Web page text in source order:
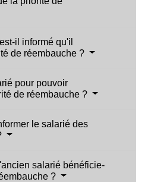
il informé qu'il
de réembauche ?
pour pouvoir
de réembauche ?
le salarié des
salarié bénéficie-
?